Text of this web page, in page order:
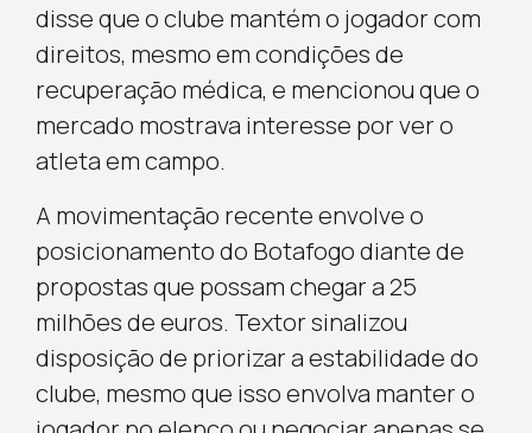
disse que o clube mantém o jogador com
direitos, mesmo em condições de
recuperação médica, e mencionou que o
mercado mostrava interesse por ver o
atleta em campo.
A movimentação recente envolve o
posicionamento do Botafogo diante de
propostas que possam chegar a 25
milhões de euros. Textor sinalizou
disposição de priorizar a estabilidade do
clube, mesmo que isso envolva manter o